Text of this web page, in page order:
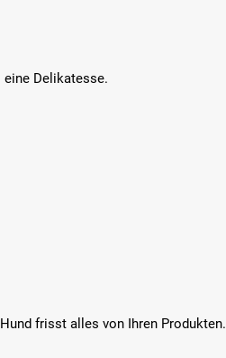
eine Delikatesse.
frisst alles von Ihren Produkten.